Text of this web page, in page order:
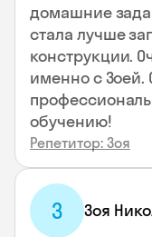
домашние
стала лучше
конструкции.
именно с Зоей.
обучению!
Репетитор: Зоя
З Зоя